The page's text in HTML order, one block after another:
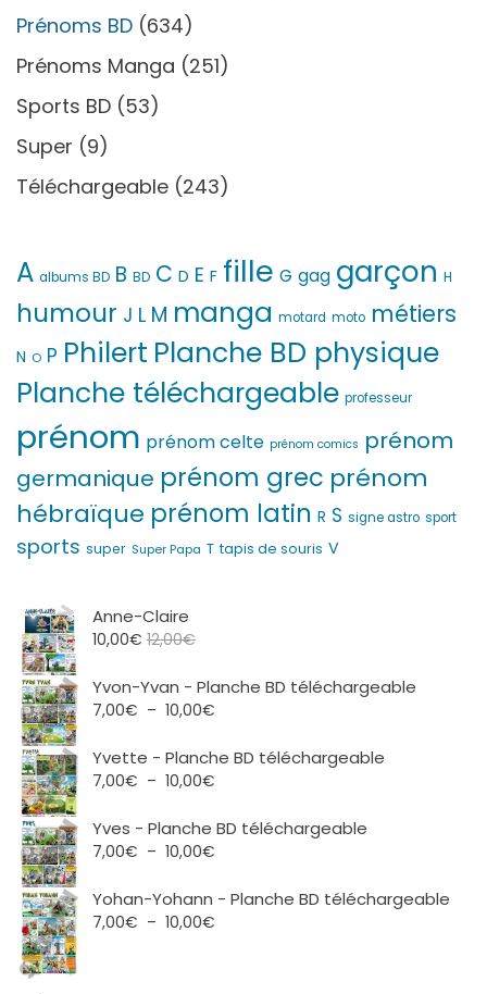
Prénoms BD (634)
Prénoms Manga (251)
Sports BD (53)
Super (9)
Téléchargeable (243)
A albums BD B BD C D E F fille G gag garçon H
humour J L M manga motard moto métiers
N O P Philert Planche BD physique
Planche téléchargeable professeur
prénom prénom celte prénom comics prénom
germanique prénom grec prénom
hébraïque prénom latin R S signe astro sport
sports super Super Papa T tapis de souris V
Anne-Claire
10,00€ 12,00€
Yvon-Yvan - Planche BD téléchargeable
7,00€ – 10,00€
prix :
10,00€
Yvette - Planche BD téléchargeable
7,00€ – 10,00€
prix :
10,00€
Yves - Planche BD téléchargeable
7,00€ – 10,00€
prix :
Yohan-Yohann - Planche BD téléchargeable
7,00€ – 10,00€